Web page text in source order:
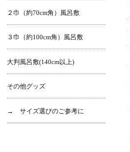
２巾（約70cm角）風呂敷
３巾（約100cm角）風呂敷
大判風呂敷(140cm以上)
その他グッズ
→ サイズ選びのご参考に